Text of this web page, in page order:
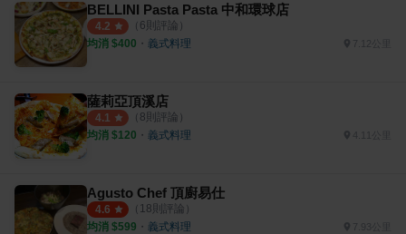
BELLINI Pasta Pasta 中和環球店
4.2 （ 6則評論）
均消 $400 ・ 義式料理 7.12公里
薩莉亞頂溪店
4.1 （ 8則評論）
均消 $120 ・ 義式料理 4.11公里
Agusto Chef 頂廚易仕
4.6 （ 18則評論）
均消 $599 ・ 義式料理 7.93公里